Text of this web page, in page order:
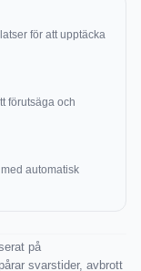
för att upptäcka
förutsäga och
automatisk
på
svarstider, avbrott